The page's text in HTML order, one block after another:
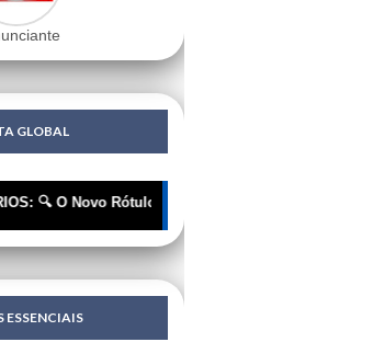
GLOBAL
O Novo Rótulo, o Mesmo Cheiro | 🔍
ESSENCIAIS